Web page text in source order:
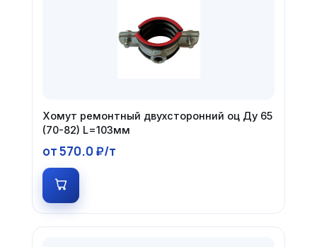
Хомут ремонтный двухсторонний оц Ду 65
(70-82) L=103мм
от 570.0 ₽/т